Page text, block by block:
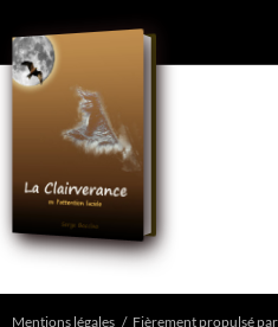
Mentions légales Fièrement propulsé